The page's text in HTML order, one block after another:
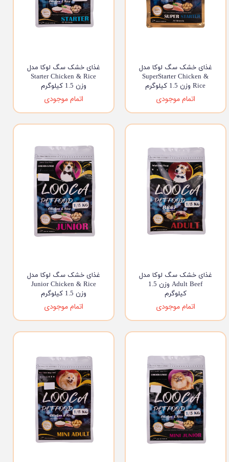
غذای خشک سگ لوکا مدل
SuperStarter Chicken &
Rice وزن 1.5 کیلوگرم
اتمام موجودی
غذای خشک سگ لوکا مدل
Starter Chicken & Rice
وزن 1.5 کیلوگرم
اتمام موجودی
غذای خشک سگ لوکا مدل
Adult Beef وزن 1.5
کیلوگرم
اتمام موجودی
غذای خشک سگ لوکا مدل
Junior Chicken & Rice
وزن 1.5 کیلوگرم
اتمام موجودی